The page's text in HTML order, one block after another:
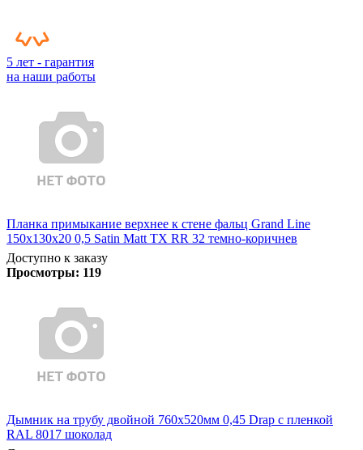
5 лет - гарантия
на наши работы
Планка примыкание верхнее к стене фальц Grand Line
150х130х20 0,5 Satin Matt TX RR 32 темно-коричнев
Доступно к заказу
Просмотры: 119
Дымник на трубу двойной 760х520мм 0,45 Drap с пленкой
RAL 8017 шоколад